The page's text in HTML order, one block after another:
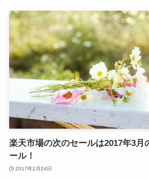
楽天市場の次のセールは2017年3月
ール！
2017年2月24日